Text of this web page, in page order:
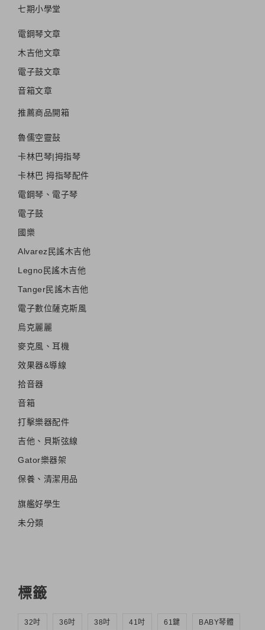
七期小學堂
電鋼琴文章
木吉他文章
電子鼓文章
音箱文章
推薦商品開箱
魯儒空靈鼔
卡林巴琴|拇指琴
卡林巴 拇指琴配件
電鋼琴、電子琴
電子鼓
國樂
Alvarez民謠木吉他
Legno民謠木吉他
Tanger民謠木吉他
電子數位薩克斯風
烏克麗麗
麥克風、耳機
效果器&導線
拾音器
音箱
打擊樂器配件
吉他、貝斯弦線
Gator樂器架
保養、清潔用品
旗艦好學生
未分類
標籤
32吋 36吋 38吋 41吋 61鍵 BABY琴體